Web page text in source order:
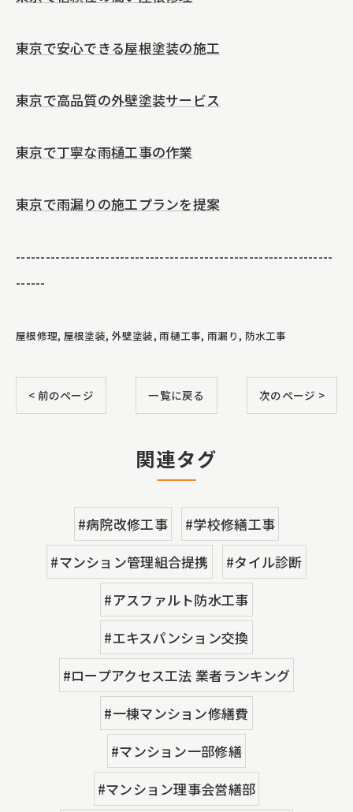
東京で安心できる屋根塗装の施工
東京で高品質の外壁塗装サービス
東京で丁寧な雨樋工事の作業
東京で雨漏りの施工プランを提案
----------------------------------------------------------------
------
屋根修理 屋根塗装 外壁塗装 雨樋工事 雨漏り 防水工事
< 前のページ 一覧に戻る 次のページ >
関連タグ
#病院改修工事
#学校修繕工事
#マンション管理組合提携
#タイル診断
#アスファルト防水工事
#エキスパンション交換
#ロープアクセス工法 業者ランキング
#一棟マンション修繕費
#マンション一部修繕
#マンション理事会営繕部